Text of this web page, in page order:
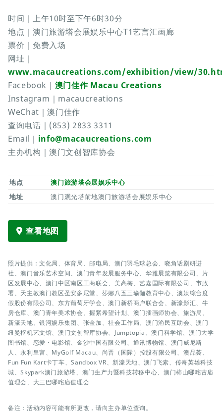
时间｜上午10时至下午6时30分
地点｜澳门旅游塔会展娱乐中心T1艺言汇画廊
票价｜免费入场
网址｜
www.macaucreations.com/exhibition/view/
Facebook｜ 澳门佳作 Macau Creations
Instagram｜macaucreations
WeChat｜澳门佳作
查询电话｜(853) 2833 3311
Email｜ info@macaucreations.com
主办机构｜澳门文创智库协会
地点
澳门旅游塔会展娱乐中心
地址
澳门观光塔前地澳门旅游塔会展娱乐中心
查看地图
照片提供：文化局、体育局、邮电局、澳门羽毛球总会、晓角话剧研进
社、澳门音乐艺术空间、澳门青年发展服务中心、华雅展览有限公司、片
区发展中心、澳门中区南区工商联会、美高梅、艺嘉国际有限公司、市政
署、天主教澳门教区圣安多尼堂、莎娜八五三瑜伽教育中心、澳娱综合度
假股份有限公司、东方葡萄牙学会、澳门新桥商户联合会、新濠影汇、牛
房仓库、澳门青年美术协会、握紧希望计划、澳门插画师协会、旅游局、
新濠天地、银河娱乐集团、张金加、社会工作局、澳门渔民互助会、澳门
纽曼枢机艺文馆、澳门文创智库协会、Jumptopia、澳门科学馆、澳门大学
图书馆、恋爱・电影馆、金沙中国有限公司、通讯博物馆、澳门威尼斯
人、永利皇宫、MyGolf Macau、尚晋（国际）控股有限公司、澳品荟、
Fun Fun Kart卡丁车、Sandbox VR、新濠天地、澳门飞索、传奇英雄科技
城、Skypark澳门旅游塔、澳门生产力暨科技转移中心、澳门柿山哪咤古庙
值理会、大三巴哪咤庙值理会
备注：活动内容可能有所更改，请向主办单位查询。